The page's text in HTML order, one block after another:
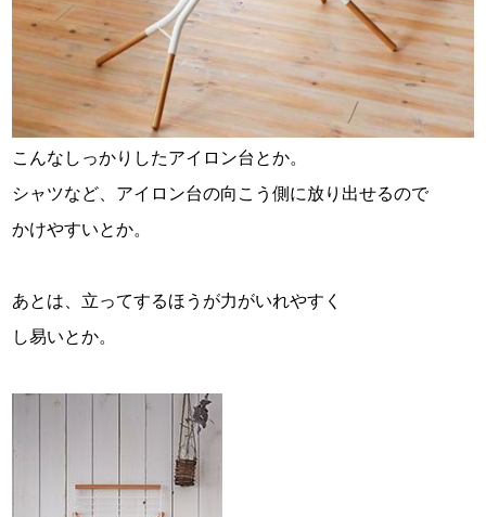
こんなしっかりしたアイロン台とか。
シャツなど、アイロン台の向こう側に放り出せるので
かけやすいとか。
あとは、立ってするほうが力がいれやすく
し易いとか。